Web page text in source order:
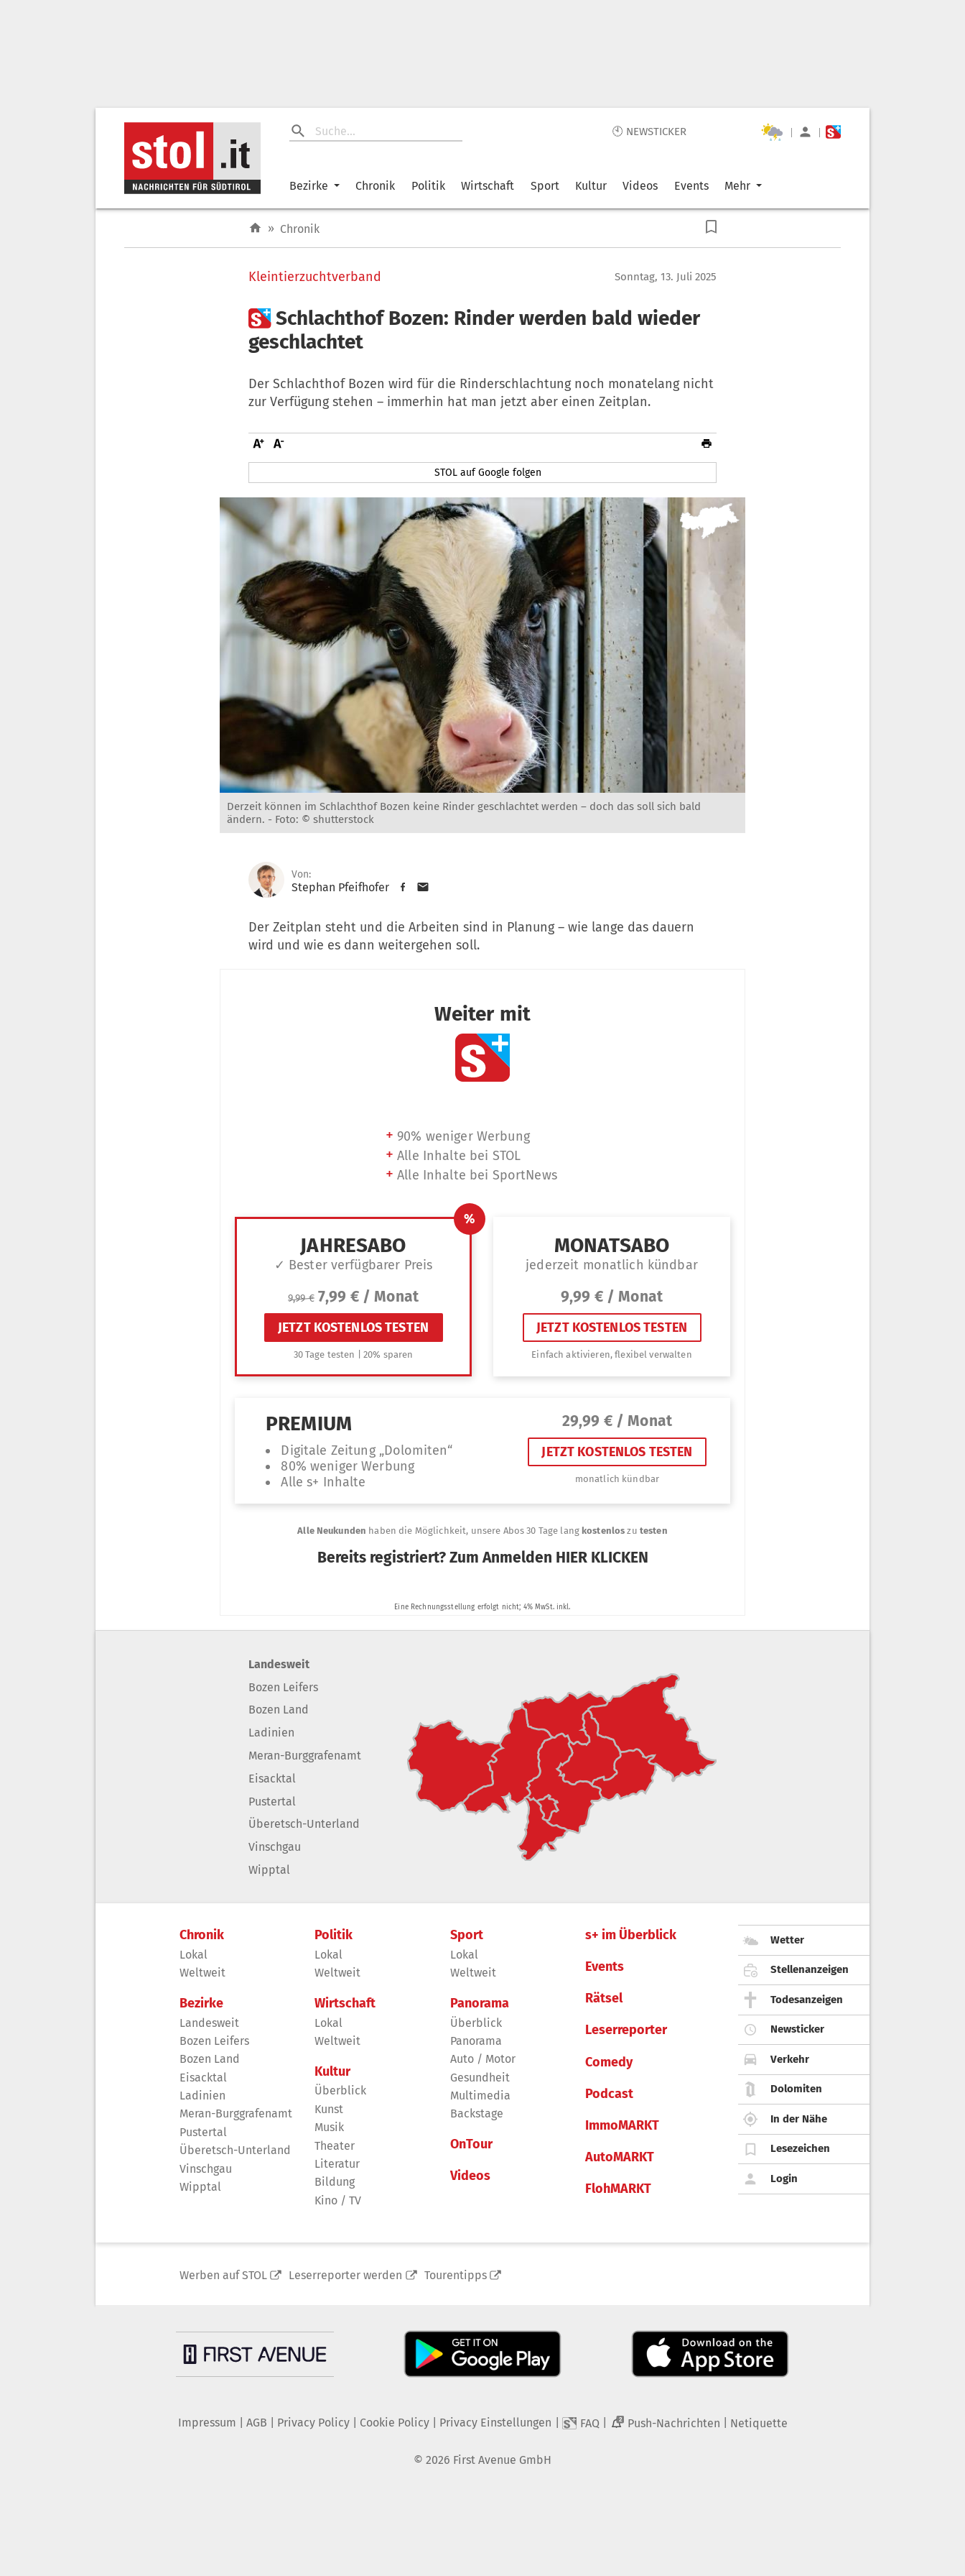
🕙 NEWSTICKER | |
Bezirke Chronik Politik Wirtschaft Sport Kultur Videos Events Mehr
» Chronik
Kleintierzuchtverband Sonntag, 13. Juli 2025
Schlachthof Bozen: Rinder werden bald wieder
geschlachtet
Der Schlachthof Bozen wird für die Rinderschlachtung noch monatelang nicht
zur Verfügung stehen – immerhin hat man jetzt aber einen Zeitplan.
STOL auf Google folgen
Derzeit können im Schlachthof Bozen keine Rinder geschlachtet werden – doch das soll sich bald
ändern. - Foto: © shutterstock
Von:
Stephan Pfeifhofer
Der Zeitplan steht und die Arbeiten sind in Planung – wie lange das dauern
wird und wie es dann weitergehen soll.
Landesweit
Bozen Leifers
Bozen Land
Ladinien
Meran-Burggrafenamt
Eisacktal
Pustertal
Überetsch-Unterland
Vinschgau
Wipptal
Chronik
Lokal
Weltweit
Bezirke
Landesweit
Bozen Leifers
Bozen Land
Eisacktal
Ladinien
Meran-Burggrafenamt
Pustertal
Überetsch-Unterland
Vinschgau
Wipptal
Politik
Lokal
Weltweit
Wirtschaft
Lokal
Weltweit
Kultur
Überblick
Kunst
Musik
Theater
Literatur
Bildung
Kino / TV
Sport
Lokal
Weltweit
Panorama
Überblick
Panorama
Auto / Motor
Gesundheit
Multimedia
Backstage
OnTour
Videos
s+ im Überblick
Events
Rätsel
Leserreporter
Comedy
Podcast
ImmoMARKT
AutoMARKT
FlohMARKT
Wetter
Stellenanzeigen
Todesanzeigen
Newsticker
Verkehr
Dolomiten
In der Nähe
Lesezeichen
Login
Werben auf STOL Leserreporter werden Tourentipps
Impressum AGB Privacy Policy| Cookie Policy| Privacy Einstellungen FAQ 2 Push-Nachrichten Netiquette
© 2026 First Avenue GmbH